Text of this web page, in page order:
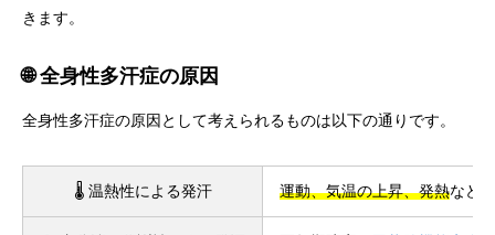
きます。
🌐 全身性多汗症の原因
全身性多汗症の原因として考えられるものは以下の通りです。
🌡️ 温熱性による発汗 運動、気温の上昇、発熱など